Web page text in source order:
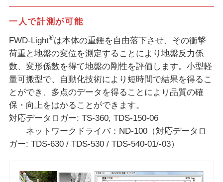
一人で計測が可能
FWD-Light®は本体の重錘を自由落下させ、その衝撃
荷重と地盤の変位を測定することにより地盤反力係
数、変形係数を得て地盤の剛性を評価します。小型軽
量可搬型で、自動化技術により短時間で結果を得るこ
とができ、多点のデータを得ることにより品質の確
保・向上をはかることができます。
対応データロガー: TS-360, TDS-150-06
ネットワークドライバ：ND-100（対応データロ
ガー: TDS-630 / TDS-530 / TDS-540-01/-03）